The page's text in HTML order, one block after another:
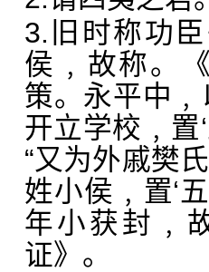
3.旧时称功
侯﹐故称。
策。永平中
开立学校﹐置
“又为外戚樊
姓小侯﹐置‘
年小获封﹐
证》。